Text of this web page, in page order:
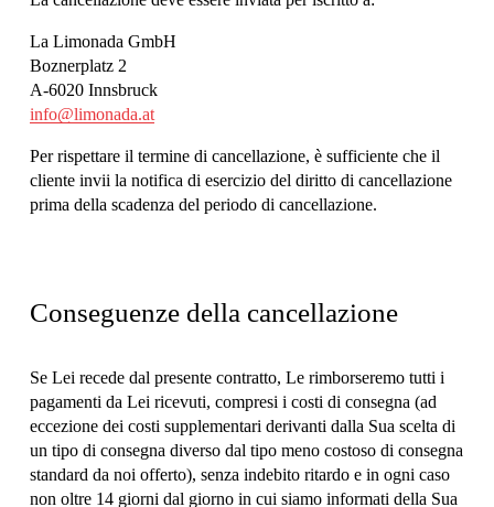
La Limonada GmbH
Boznerplatz 2
A-6020 Innsbruck
info@limonada.at
Per rispettare il termine di cancellazione, è sufficiente che il
cliente invii la notifica di esercizio del diritto di cancellazione
prima della scadenza del periodo di cancellazione.
Conseguenze della cancellazione
Se Lei recede dal presente contratto, Le rimborseremo tutti i
pagamenti da Lei ricevuti, compresi i costi di consegna (ad
eccezione dei costi supplementari derivanti dalla Sua scelta di
un tipo di consegna diverso dal tipo meno costoso di consegna
standard da noi offerto), senza indebito ritardo e in ogni caso
non oltre 14 giorni dal giorno in cui siamo informati della Sua